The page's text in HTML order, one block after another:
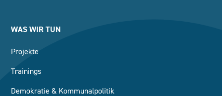
WAS WIR TUN
Projekte
Trainings
Demokratie & Kommunalpolitik